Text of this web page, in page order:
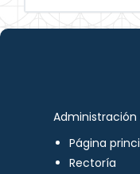
Administración
Página
Rectoría